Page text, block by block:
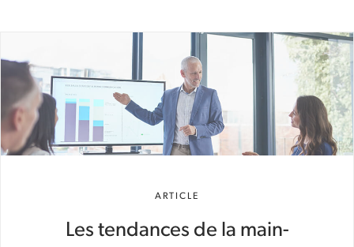
ARTICLE
Les tendances de la main-